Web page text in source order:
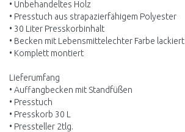
• Unbehandeltes Holz
• Presstuch aus strapazierfähigem Polyester
• 30 Liter Presskorbinhalt
• Becken mit Lebensmittelechter Farbe lackiert
• Komplett montiert
Lieferumfang
• Auffangbecken mit Standfüßen
• Presstuch
• Presskorb 30 L
• Pressteller 2tlg.